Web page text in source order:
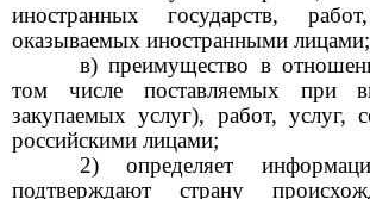
иностранных государств,
оказываемых иностранными лицами;
в) преимущество в
том числе поставляемых при
закупаемых услуг), работ, услуг,
российскими лицами;
2) определяет
подтверждают страну